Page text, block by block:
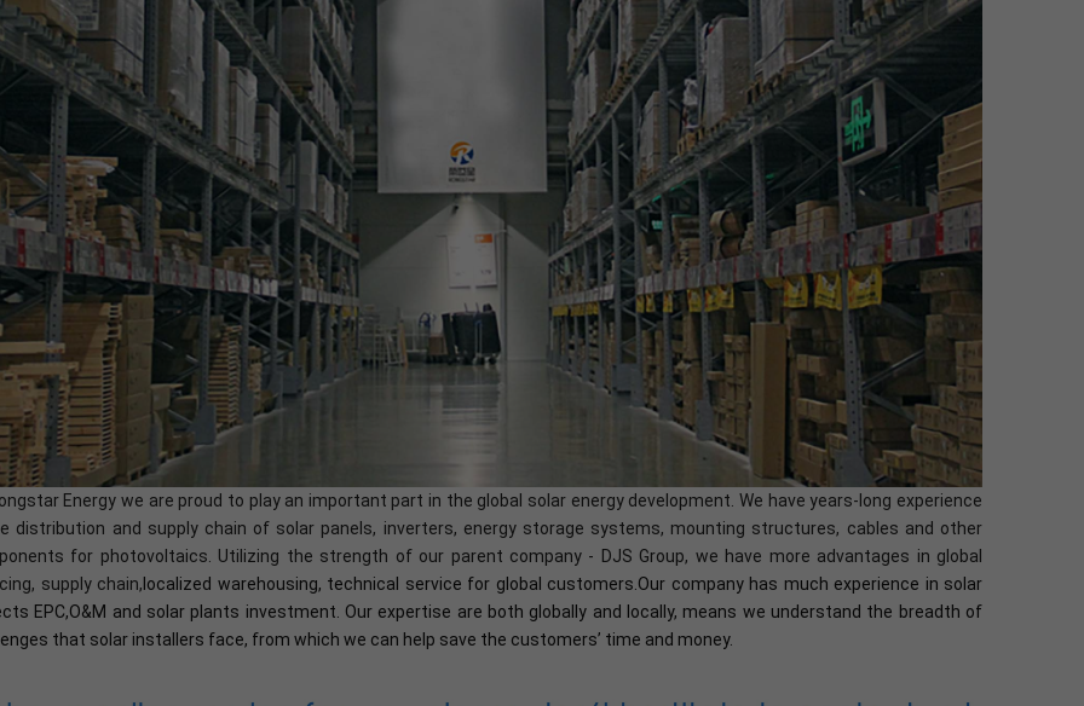
Energy we are proud to play an important part in the global solar energy development. We have years-long experience
distribution and supply chain of solar panels, inverters, energy storage systems, mounting structures, cables and other
for photovoltaics. Utilizing the strength of our parent company - DJS Group, we have more advantages in global
supply chain, localized warehousing, technical service for global customers.Our company has much experience in solar
EPC,O&M and solar plants investment. Our expertise are both globally and locally, means we understand the breadth of
that solar installers face, from which we can help save the customers’ time and money.